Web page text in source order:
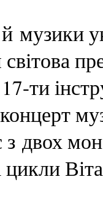
музики
світова
ти
двох
цикли